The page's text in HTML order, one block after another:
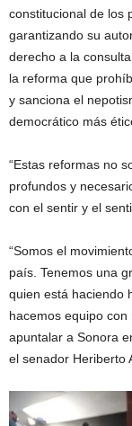
constitucional de los
garantizando su
derecho a la
la reforma que
y sanciona el
democrático más
“Estas reformas no
profundos y
con el sentir y el
“Somos el
país. Tenemos una
quien está haciendo
hacemos equipo
apuntalar a Sonora
el senador Heriberto